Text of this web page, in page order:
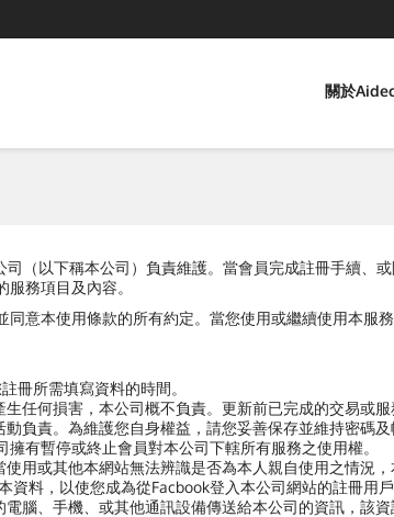
關於
（以下稱本公司）負責維護。當會員完成註冊手續、
務項目及內容。
意本使用條款的所有約定。當您使用或繼續使用本服
冊所需填寫資料的時間。
任何損害，本公司概不負責。更新前已完成的交易或服
負責。為維護您自身權益，請您妥善保存並維持密碼
有暫停或終止會員對本公司下轄所有服務之使用權。
用或其他本網站無法辨識是否為本人親自使用之情況，
料，以使您成為從Facbook登入本公司網站的註冊用戶
腦、手機、或其他通訊設備傳送給本公司的資訊，該